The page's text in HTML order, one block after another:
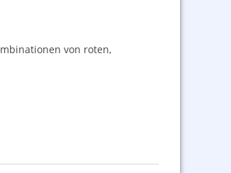
von roten,